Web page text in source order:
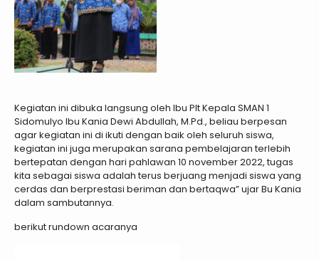
Kegiatan ini dibuka langsung oleh Ibu Plt Kepala SMAN 1
Sidomulyo Ibu Kania Dewi Abdullah, M.Pd., beliau berpesan
agar kegiatan ini di ikuti dengan baik oleh seluruh siswa,
kegiatan ini juga merupakan sarana pembelajaran terlebih
bertepatan dengan hari pahlawan 10 november 2022, tugas
kita sebagai siswa adalah terus berjuang menjadi siswa yang
cerdas dan berprestasi beriman dan bertaqwa” ujar Bu Kania
dalam sambutannya.
berikut rundown acaranya